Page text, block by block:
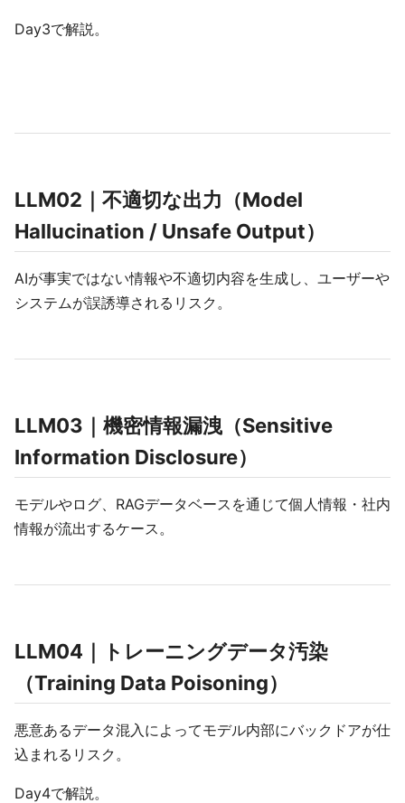
Day3で解説。
LLM02｜不適切な出力（Model
Hallucination / Unsafe Output）
AIが事実ではない情報や不適切内容を生成し、ユーザーや
システムが誤誘導されるリスク。
LLM03｜機密情報漏洩（Sensitive
Information Disclosure）
モデルやログ、RAGデータベースを通じて個人情報・社内
情報が流出するケース。
LLM04｜トレーニングデータ汚染
（Training Data Poisoning）
悪意あるデータ混入によってモデル内部にバックドアが仕
込まれるリスク。
Day4で解説。